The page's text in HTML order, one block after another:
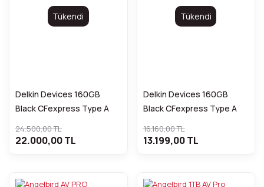
Tükendi
Delkin Devices 160GB
Black CFexpress Type A
24.500,00 TL
22.000,00 TL
Tükendi
Delkin Devices 160GB
Black CFexpress Type A
16.160,00 TL
13.199,00 TL